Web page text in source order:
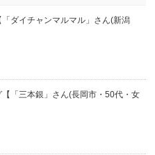
ダイチャンマルマル」さん(新潟
「三本銀」さん(長岡市・50代・女